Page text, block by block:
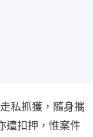
私抓獲，隨身攜
遭扣押，惟案件